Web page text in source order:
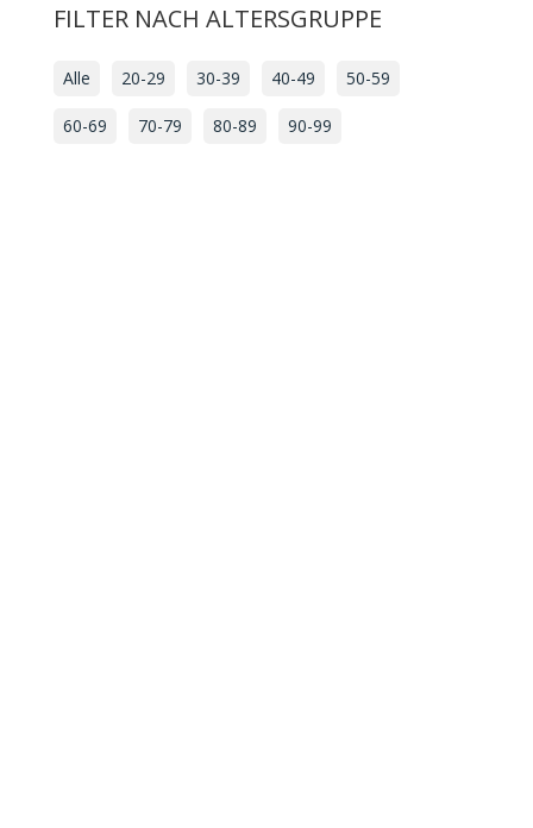
FILTER NACH ALTERSGRUPPE
Alle 20-29 30-39 40-49 50-59
60-69 70-79 80-89 90-99